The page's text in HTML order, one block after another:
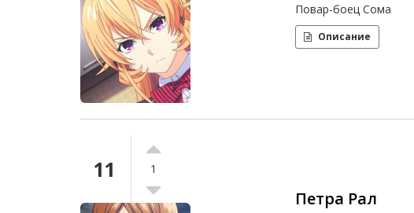
Повар-боец Сома
Описание
11 1
Петра Рал